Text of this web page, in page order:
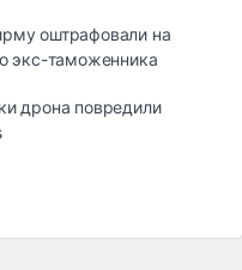
оштрафовали на
экс-таможенника
дрона повредили